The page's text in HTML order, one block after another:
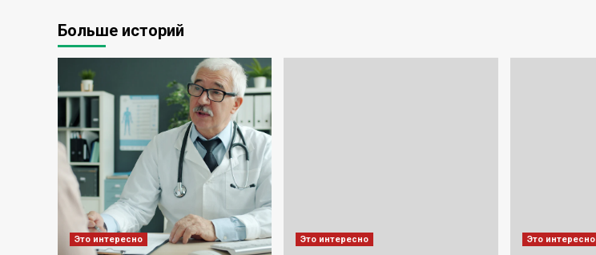
Больше историй
Это интересно Это интересно Это интересно